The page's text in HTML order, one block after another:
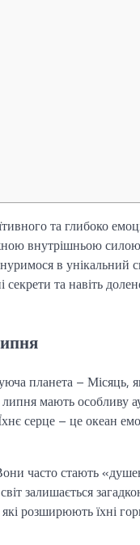
та глибоко
внутрішньою
в унікальний
та навіть
планета – Місяць,
мають особливу
серце – це океан
часто стають
залишається
розширюють їхні